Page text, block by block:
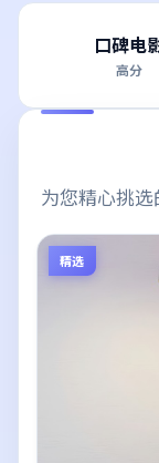
口碑电
高分
为您精心挑
精选